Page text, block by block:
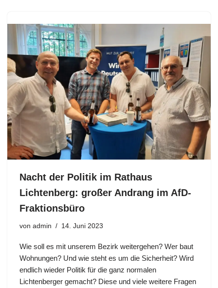
Nacht der Politik im Rathaus
Lichtenberg: großer Andrang im AfD-
Fraktionsbüro
von admin 14. Juni 2023
Wie soll es mit unserem Bezirk weitergehen? Wer baut
Wohnungen? Und wie steht es um die Sicherheit? Wird
endlich wieder Politik für die ganz normalen
Lichtenberger gemacht? Diese und viele weitere Fragen